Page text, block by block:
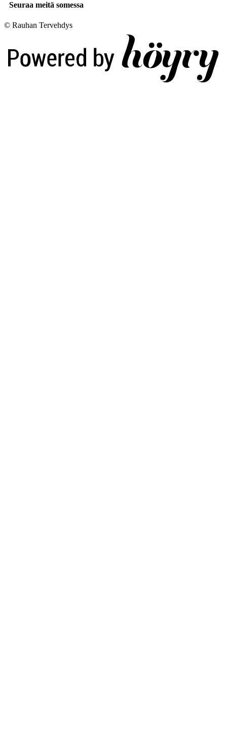
Seuraa meitä somessa
© Rauhan Tervehdys